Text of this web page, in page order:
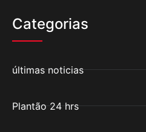
Categorias
últimas noticias
Plantão 24 hrs